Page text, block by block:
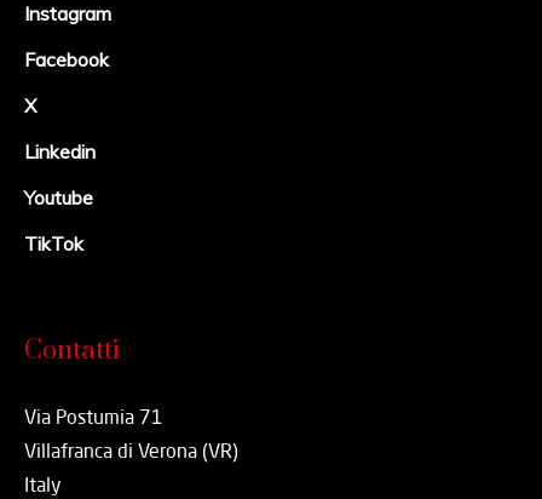
Instagram
Facebook
X
Linkedin
Youtube
TikTok
Contatti
Via Postumia 71
Villafranca di Verona (VR)
Italy